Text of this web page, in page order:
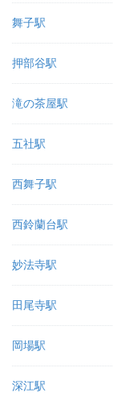
舞子駅
押部谷駅
滝の茶屋駅
五社駅
西舞子駅
西鈴蘭台駅
妙法寺駅
田尾寺駅
岡場駅
深江駅